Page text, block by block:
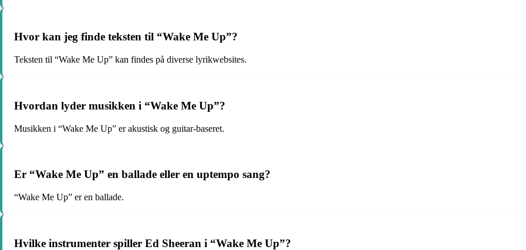
Hvor kan jeg finde teksten til “Wake Me Up”?
Teksten til “Wake Me Up” kan findes på diverse lyrikwebsites.
Hvordan lyder musikken i “Wake Me Up”?
Musikken i “Wake Me Up” er akustisk og guitar-baseret.
Er “Wake Me Up” en ballade eller en uptempo sang?
“Wake Me Up” er en ballade.
Hvilke instrumenter spiller Ed Sheeran i “Wake Me Up”?